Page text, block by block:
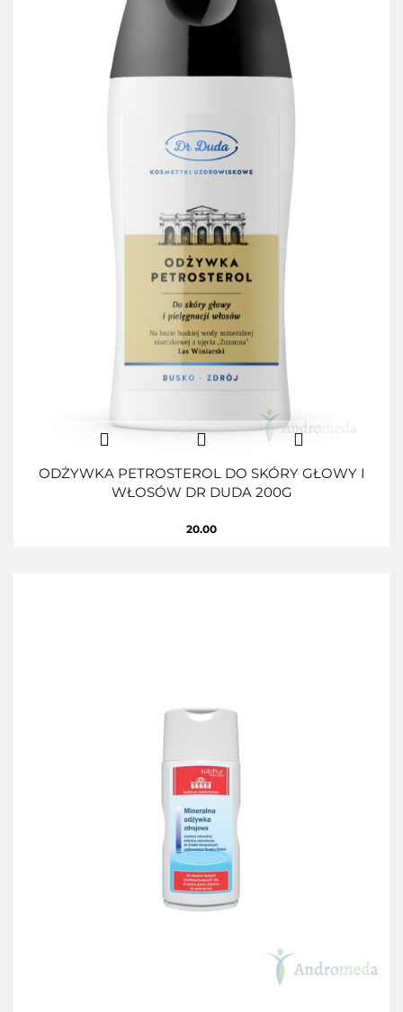
ODŻYWKA PETROSTEROL DO SKÓRY GŁOWY I
WŁOSÓW DR DUDA 200G
20.00